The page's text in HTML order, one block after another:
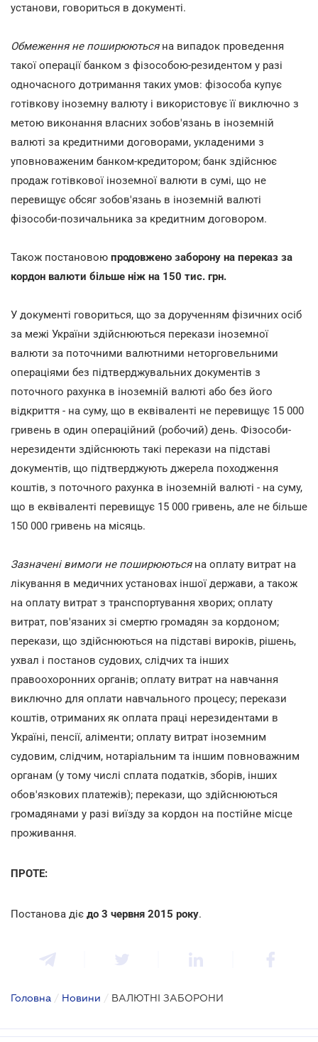
установи, говориться в документі.
Обмеження не поширюються на випадок проведення
такої операції банком з фізособою-резидентом у разі
одночасного дотримання таких умов: фізособа купує
готівкову іноземну валюту і використовує її виключно з
метою виконання власних зобов'язань в іноземній
валюті за кредитними договорами, укладеними з
уповноваженим банком-кредитором; банк здійснює
продаж готівкової іноземної валюти в сумі, що не
перевищує обсяг зобов'язань в іноземній валюті
фізособи-позичальника за кредитним договором.
Також постановою продовжено заборону на переказ за
кордон валюти більше ніж на 150 тис. грн.
У документі говориться, що за дорученням фізичних осіб
за межі України здійснюються перекази іноземної
валюти за поточними валютними неторговельними
операціями без підтверджувальних документів з
поточного рахунка в іноземній валюті або без його
відкриття - на суму, що в еквіваленті не перевищує 15 000
гривень в один операційний (робочий) день. Фізособи-
нерезиденти здійснюють такі перекази на підставі
документів, що підтверджують джерела походження
коштів, з поточного рахунка в іноземній валюті - на суму,
що в еквіваленті перевищує 15 000 гривень, але не більше
150 000 гривень на місяць.
Зазначені вимоги не поширюютьсяна оплату витрат на
лікування в медичних установах іншої держави, а також
на оплату витрат з транспортування хворих; оплату
витрат, пов'язаних зі смертю громадян за кордоном;
перекази, що здійснюються на підставі вироків, рішень,
ухвал і постанов судових, слідчих та інших
правоохоронних органів; оплату витрат на навчання
виключно для оплати навчального процесу; перекази
коштів, отриманих як оплата праці нерезидентами в
Україні, пенсії, аліменти; оплату витрат іноземним
судовим, слідчим, нотаріальним та іншим повноважним
органам (у тому числі сплата податків, зборів, інших
обов'язкових платежів); перекази, що здійснюються
громадянами у разі виїзду за кордон на постійне місце
проживання.
ПРОТЕ:
Постанова діє до 3 червня 2015 року.
Головна / Новини / ВАЛЮТНІ ЗАБОРОНИ